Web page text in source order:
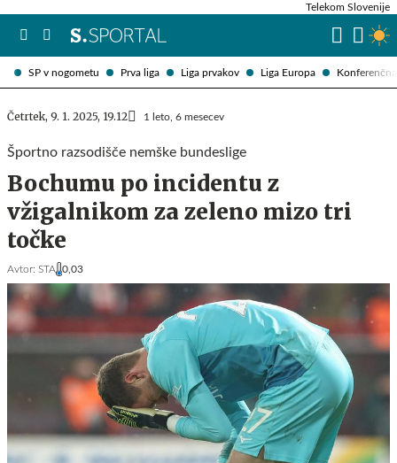
SP v nogometu Prva liga Liga prvakov Liga Europa
Telekom Slovenije
Četrtek, 9. 1. 2025, 19.12 1 leto, 6 mesecev
Športno razsodišče nemške bundeslige
Bochumu po incidentu z
vžigalnikom za zeleno mizo tri
točke
Avtor: STA 0,03